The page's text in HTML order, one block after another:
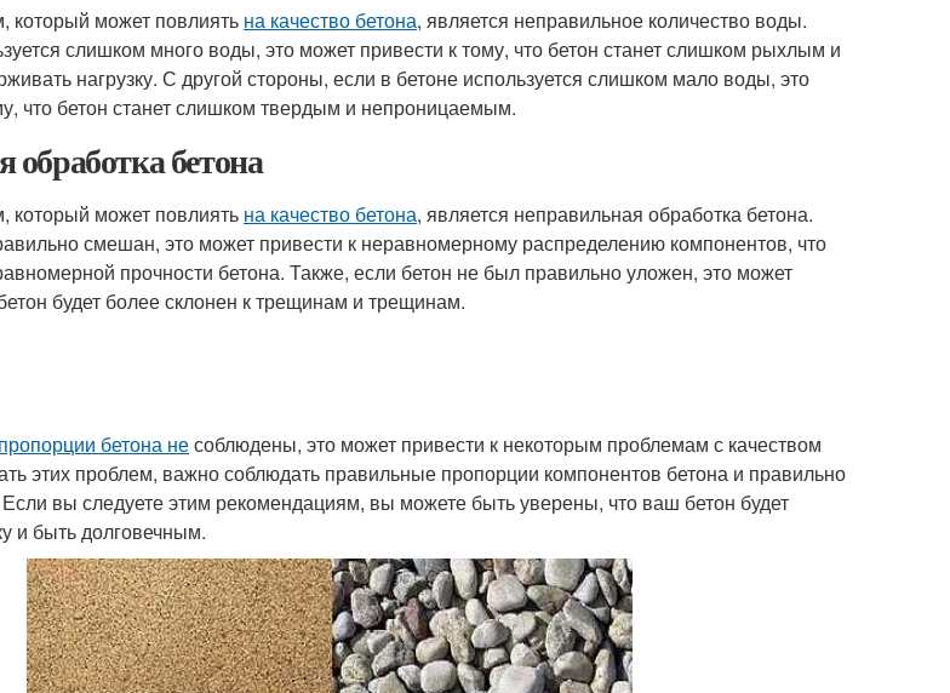
может повлиять на качество бетона, является неправильное количество воды.
слишком много воды, это может привести к тому, что бетон станет слишком рыхлым и
нагрузку. С другой стороны, если в бетоне используется слишком мало воды, это
что бетон станет слишком твердым и непроницаемым.
бетона
может повлиять на качество бетона, является неправильная обработка бетона.
смешан, это может привести к неравномерному распределению компонентов, что
прочности бетона. Также, если бетон не был правильно уложен, это может
будет более склонен к трещинам и трещинам.
пропорции бетона несоблюдены, это может привести к некоторым проблемам с качеством
этих проблем, важно соблюдать правильные пропорции компонентов бетона и правильно
вы следуете этим рекомендациям, вы можете быть уверены, что ваш бетон будет
и быть долговечным.